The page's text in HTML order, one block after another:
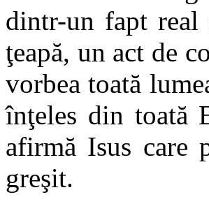
dintr-un fapt real
ţeapă, un act de
vorbea toată
înţeles din toată
afirmă Isus care
greşit.